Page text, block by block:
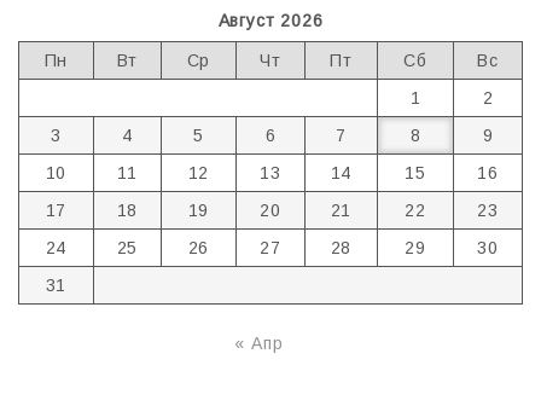
Август 2026
Пн Вт Ср Чт Пт Сб
Вс
1
2
3
4 5 6 7 8
9
10
11 12 13 14 15
16
17
18 19 20 21 22
23
24
25 26 27 28 29
30
31
« Апр